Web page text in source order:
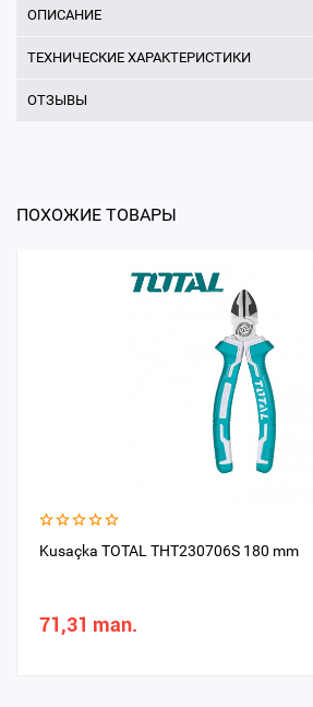
ОПИСАНИЕ
ТЕХНИЧЕСКИЕ ХАРАКТЕРИСТИКИ
ОТЗЫВЫ
ПОХОЖИЕ ТОВАРЫ
Kusaçka TOTAL THT230706S 180 mm
71,31 man.